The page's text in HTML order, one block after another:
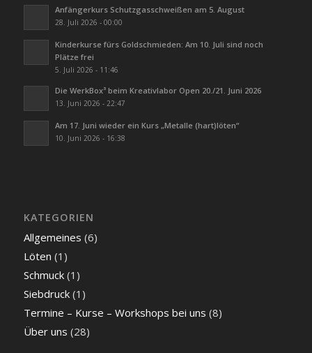
Anfängerkurs Schutzgasschweißen am 5. August
28. Juli 2026 - 00:00
Kinderkurse fürs Goldschmieden: Am 10. Juli sind noch
Plätze frei
5. Juli 2026 - 11:46
Die WerkBox³ beim Kreativlabor Open 20./21. Juni 2026
13. Juni 2026 - 22:47
Am 17. Juni wieder ein Kurs „Metalle (hart)löten“
10. Juni 2026 - 16:38
KATEGORIEN
Allgemeines (6)
Löten (1)
Schmuck(1)
Siebdruck(1)
Termine – Kurse – Workshops bei uns (8)
Über uns (28)